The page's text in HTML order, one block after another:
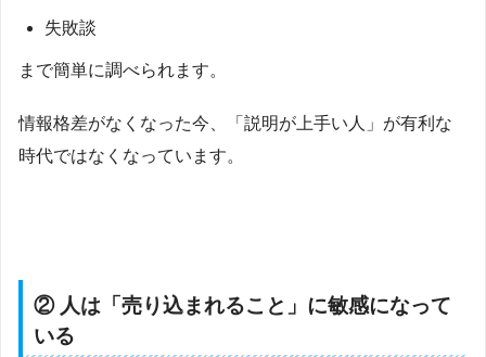
失敗談
まで簡単に調べられます。
情報格差がなくなった今、「説明が上手い人」が有利な
時代ではなくなっています。
② 人は「売り込まれること」に敏感になって
いる